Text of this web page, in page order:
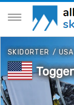
SKIDORTER / USA